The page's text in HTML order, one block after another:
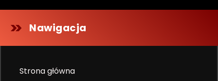
Nawigacja
Strona główna